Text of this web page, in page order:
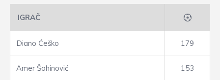
IGRAČ
Diano Ćeško 179
Amer Šahinović 153